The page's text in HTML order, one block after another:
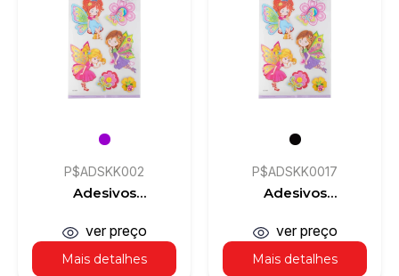
P$ADSKK002
Adesivos
Mais detalhes
ver preço
P$ADSKK0017
Adesivos
Mais detalhes
ver preço